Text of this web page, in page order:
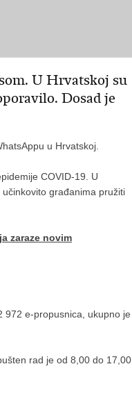
U Hrvatskoj su
Dosad je
u Hrvatskoj.
COVID-19. U
građanima pružiti
zaraze novim
972 e-propusnica, ukupno je
rad je od 8,00 do 17,00